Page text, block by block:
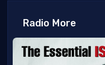
Radio More